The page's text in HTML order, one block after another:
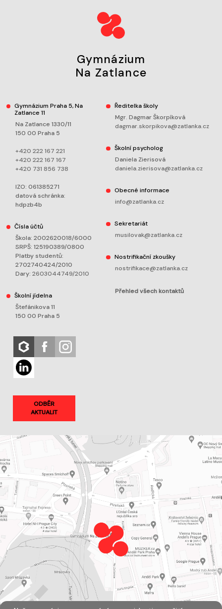
Gymnázium
Na Zatlance
Gymnázium Praha 5, Na
Zatlance 11
Na Zatlance 1330/11
150 00 Praha 5
+420 222 167 221
+420 222 167 167
+420 731 856 738
IZO: 061385271
datová schránka:
hdpzb4b
Čísla účtů
Škola: 2002620018/6000
SRPŠ: 125190389/0800
Platby studentů:
2702740424/2010
Dary: 2603044749/2010
Školní jídelna
Štefánikova 11
150 00 Praha 5
ODBĚR
AKTUALIT
Ředitelka školy
Mgr. Dagmar Škorpíková
dagmar.skorpikova@zatlanka.cz
Školní psycholog
Daniela Zierisová
daniela.zierisova@zatlanka.cz
Obecné informace
info@zatlanka.cz
Sekretariát
musilovak@zatlanka.cz
Nostrifikační zkoušky
nostrifikace@zatlanka.cz
Přehled všech kontaktů